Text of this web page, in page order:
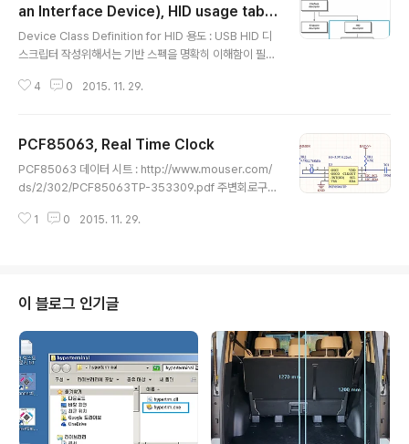
an Interface Device), HID usage table
s
Device Class Definition for HID 용도 : USB HID 디
스크립터 작성위해서는 기반 스펙을 명확히 이해함이 필
ge pdf 파일첨부. 즉 본문서는 아래 전체 USB 디스크립
ages는 HID report descriptor 의 일부이며, 본 문서
에서는 기기에서 측정량이 무엇인지 명확히 표준적으로 정
의하고 있다. 입수처 : http://www.usb.org/develope
w.usb.org/hid..
4 0 2015. 11. 29.
PCF85063, Real Time Clock
PCF85063 데이터 시트 : http://www.mouser.com/
ds/2/302/PCF85063TP-353309.pdf 주변회로구성
1 0 2015. 11. 29.
이 블로그 인기글